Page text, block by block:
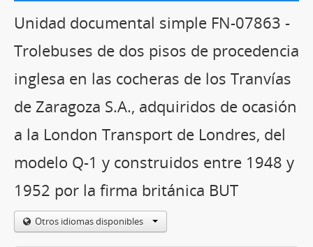
Unidad documental simple FN-07863 -
Trolebuses de dos pisos de procedencia
inglesa en las cocheras de los Tranvías
de Zaragoza S.A., adquiridos de ocasión
a la London Transport de Londres, del
modelo Q-1 y construidos entre 1948 y
1952 por la firma británica BUT
Otros idiomas disponibles